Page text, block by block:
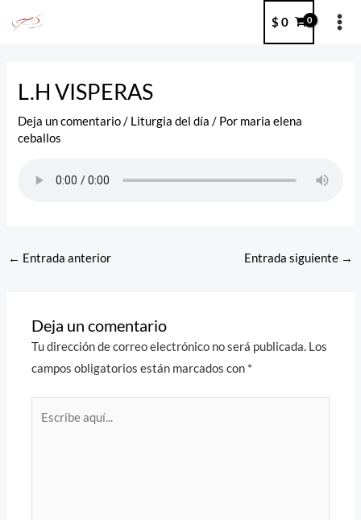
$ 0
L.H VISPERAS
Deja un comentario / Liturgia del día / Por maria elena
ceballos
← Entrada anterior Entrada siguiente →
Deja un comentario
Tu dirección de correo electrónico no será publicada. Los
campos obligatorios están marcados con *